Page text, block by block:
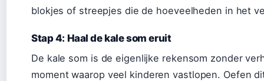
blokjes of streepjes die de hoeveelheden in het
Stap 4: Haal de kale som eruit
De kale som is de eigenlijke rekensom zonder
moment waarop veel kinderen vastlopen. Oefen